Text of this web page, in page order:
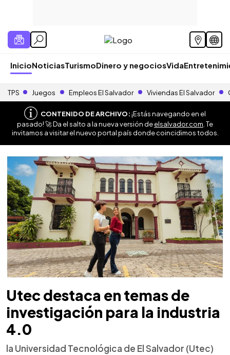
InicioNoticiasTurismoDinero y negociosVida
TPS Juegos Empleos El Salvador Viviendas El Salvador
CONTENIDO DE ARCHIVO:¡Estás navegando en el
pasado! 🚀 Da el salto a la nueva versión deelsalvador.com . Te
invitamos a visitar el nuevo portal país donde coincidimos todos.
Utec destaca en temas de
investigación para la industria
4.0
la Universidad Tecnológica de El Salvador (Utec)